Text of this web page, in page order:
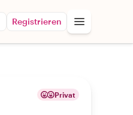
Registrieren
Privat